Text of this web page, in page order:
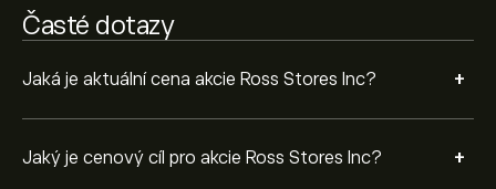
Časté dotazy
Jaká je aktuální cena akcie Ross Stores Inc? +
Jaký je cenový cíl pro akcie Ross Stores Inc? +
koupě.